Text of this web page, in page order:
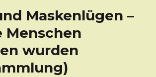
Maskenlügen –
Menschen
wurden